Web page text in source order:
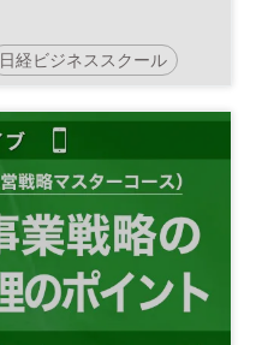
日経ビジネススクール